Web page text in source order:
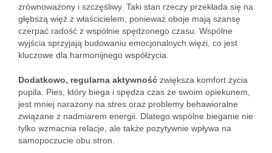
zrównoważony i szczęśliwy. Taki stan rzeczy przekłada się na
głębszą więź z właścicielem, ponieważ oboje mają szansę
czerpać radość z wspólnie spędzonego czasu. Wspólne
wyjścia sprzyjają budowaniu emocjonalnych więzi, co jest
kluczowe dla harmonijnego współżycia.
Dodatkowo, regularna aktywność zwiększa komfort życia
pupila. Pies, który biega i spędza czas ze swoim opiekunem,
jest mniej narażony na stres oraz problemy behawioralne
związane z nadmiarem energii. Dlatego wspólne bieganie nie
tylko wzmacnia relacje, ale także pozytywnie wpływa na
samopoczucie obu stron.